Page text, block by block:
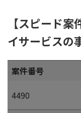
【スピード
イサービスの
案件番号
4490